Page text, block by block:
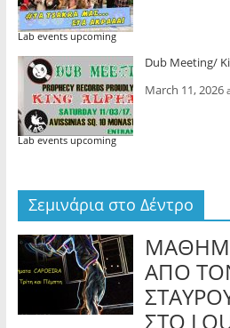
Lab events upcoming
Dub Meeting/
March 11, 2026
Lab events upcoming
Σεμινάρια στο Δέντρο
ΑΠΟ
ΣΤΟ